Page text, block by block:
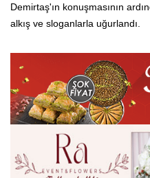
Demirtaş'ın konuşmasının
alkış ve sloganlarla uğurlandı.